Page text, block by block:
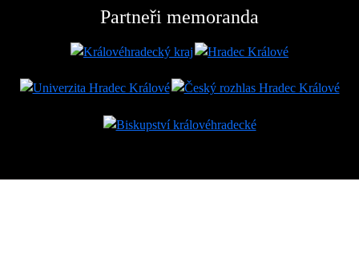
Partneři memoranda